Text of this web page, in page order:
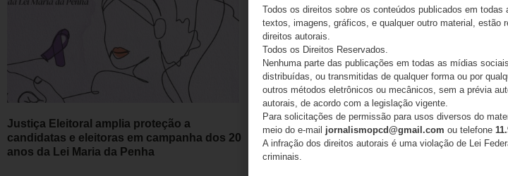
Justiça Eleitoral amplia proteção a
candidatas e eleitoras em campanha dos 20
anos da Lei Maria da Penha
Presidente do STF encaminha comunicado
sobre julgamento das ADIs 7779 e 7790 aos
chefes dos Poderes antes da publicação do
Todos os direitos sobre os conteúdos publicados em
textos, imagens, gráficos, e qualquer outro material, estão
direitos autorais.
Todos os Direitos Reservados.
Nenhuma parte das publicações em todas as mídias
distribuídas, ou transmitidas de qualquer forma ou por
outros métodos eletrônicos ou mecânicos, sem a prévia
autorais, de acordo com a legislação vigente.
Para solicitações de permissão para usos diversos do
meio do e-mail jornalismopcd@gmail.com ou telefone
A infração dos direitos autorais é uma violação de Lei
criminais.